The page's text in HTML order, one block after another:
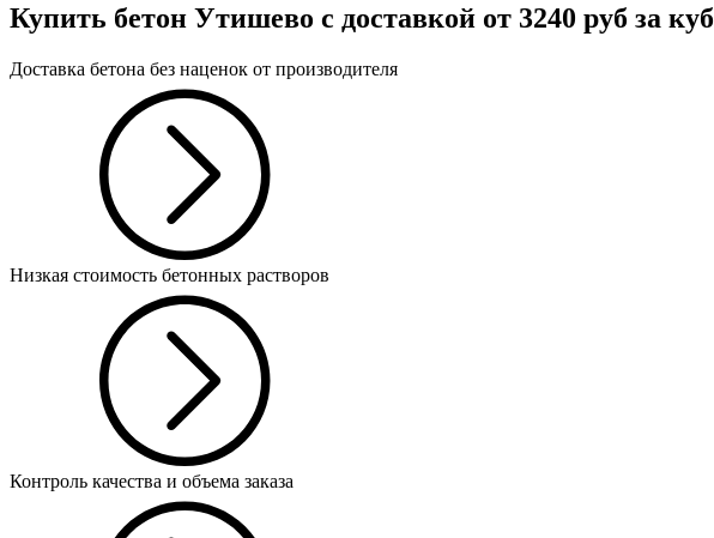
Купить бетон Утишево с доставкой от 3240 руб за куб
Доставка бетона без наценок от производителя
Низкая стоимость бетонных растворов
Контроль качества и объема заказа